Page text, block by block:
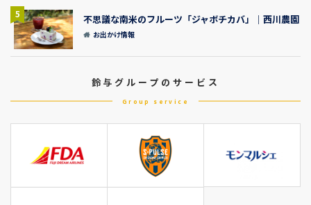
5 不思議な南米のフルーツ「ジャボチカバ」｜西川農園
お出かけ情報
鈴与グループのサービス
Group service